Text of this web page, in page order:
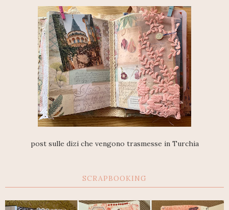
post sulle dizi che vengono trasmesse in Turchia
SCRAPBOOKING